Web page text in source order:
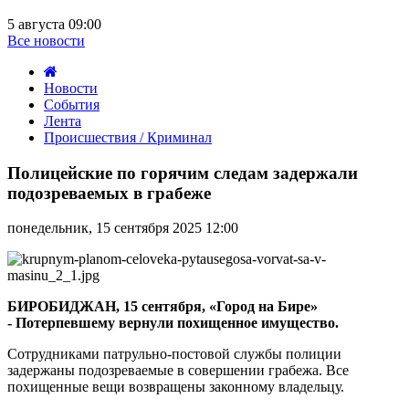
5 августа 09:00
Все новости
Новости
События
Лента
Происшествия / Криминал
по
горячим
следам
подозреваемых
грабеже
Полицейские по горячим следам задержали
подозреваемых в грабеже
понедельник, 15 сентября 2025 12:00
БИРОБИДЖАН, 15 сентября, «Город на Бире»
- Потерпевшему вернули похищенное имущество.
Сотрудниками патрульно-постовой службы полиции
задержаны подозреваемые в совершении грабежа. Все
похищенные вещи возвращены законному владельцу.